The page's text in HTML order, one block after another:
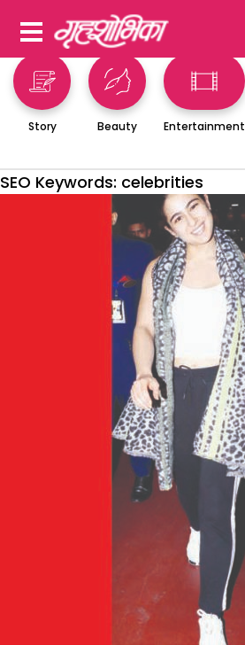
Story Beauty Entertainment
SEO Keywords: celebrities